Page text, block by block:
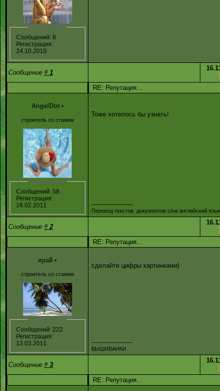
Статистика:
Сообщений: 8
Регистрация:
24.10.2010
Сообщение # 1
RE: Репутация...
AngelDot •
строитель со стажем
Статистика:
Сообщений: 58
Регистрация:
16.02.2011
Тоже хотелось бы узнать!
---------------------
Перевод текстов, документов с/на английский
Сообщение # 2
RE: Репутация...
ира8 •
строитель со стажем
Статистика:
Сообщений: 222
Регистрация:
12.03.2011
сделайте цифры картинками)
---------------------
ВЫШИВАНКИ
Сообщение # 3
RE: Репутация...